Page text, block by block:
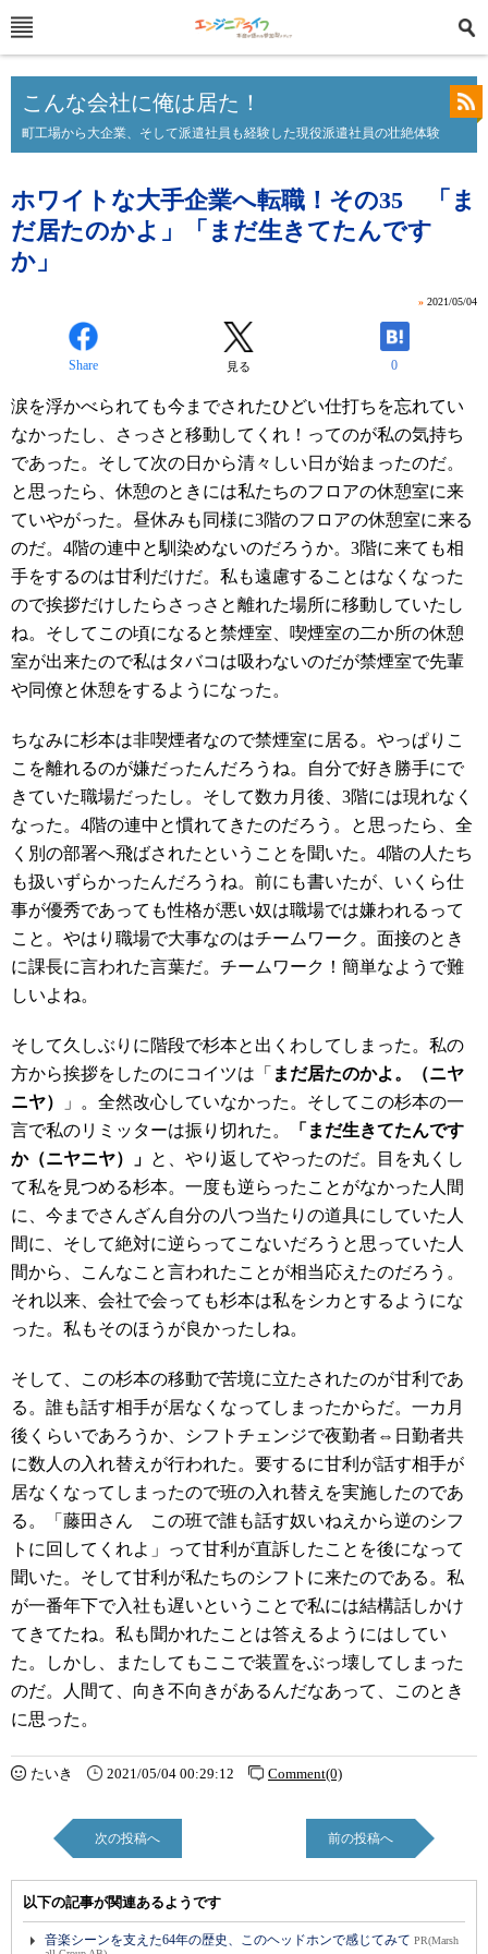
こんな会社に俺は居た！
町工場から大企業、そして派遣社員も経験した現役派遣社員の壮絶体験
ホワイトな大手企業へ転職！その35 「ま
だ居たのかよ」「まだ生きてたんです
か」
» 2021/05/04
Share 見る 0
涙を浮かべられても今までされたひどい仕打ちを忘れてい
なかったし、さっさと移動してくれ！ってのが私の気持ち
であった。そして次の日から清々しい日が始まったのだ。
と思ったら、休憩のときには私たちのフロアの休憩室に来
ていやがった。昼休みも同様に3階のフロアの休憩室に来る
のだ。4階の連中と馴染めないのだろうか。3階に来ても相
手をするのは甘利だけだ。私も遠慮することはなくなった
ので挨拶だけしたらさっさと離れた場所に移動していたし
ね。そしてこの頃になると禁煙室、喫煙室の二か所の休憩
室が出来たので私はタバコは吸わないのだが禁煙室で先輩
や同僚と休憩をするようになった。
ちなみに杉本は非喫煙者なので禁煙室に居る。やっぱりこ
こを離れるのが嫌だったんだろうね。自分で好き勝手にで
きていた職場だったし。そして数カ月後、3階には現れなく
なった。4階の連中と慣れてきたのだろう。と思ったら、全
く別の部署へ飛ばされたということを聞いた。4階の人たち
も扱いずらかったんだろうね。前にも書いたが、いくら仕
事が優秀であっても性格が悪い奴は職場では嫌われるって
こと。やはり職場で大事なのはチームワーク。面接のとき
に課長に言われた言葉だ。チームワーク！簡単なようで難
しいよね。
そして久しぶりに階段で杉本と出くわしてしまった。私の
方から挨拶をしたのにコイツは「 まだ居たのかよ。（ニヤ
ニヤ）
」。全然改心していなかった。そしてこの杉本の一
言で私のリミッターは振り切れた。
「まだ生きてたんです
か（ニヤニヤ）」 と、やり返してやったのだ。目を丸くし
て私を見つめる杉本。一度も逆らったことがなかった人間
に、今までさんざん自分の八つ当たりの道具にしていた人
間に、そして絶対に逆らってこないだろうと思っていた人
間から、こんなこと言われたことが相当応えたのだろう。
それ以来、会社で会っても杉本は私をシカとするようにな
った。私もそのほうが良かったしね。
そして、この杉本の移動で苦境に立たされたのが甘利であ
る。誰も話す相手が居なくなってしまったからだ。一カ月
後くらいであろうか、シフトチェンジで夜勤者⇔日勤者共
に数人の入れ替えが行われた。要するに甘利が話す相手が
居なくなってしまったので班の入れ替えを実施したのであ
る。「藤田さん この班で誰も話す奴いねえから逆のシフ
トに回してくれよ」って甘利が直訴したことを後になって
聞いた。そして甘利が私たちのシフトに来たのである。私
が一番年下で入社も遅いということで私には結構話しかけ
てきてたね。私も聞かれたことは答えるようにはしてい
た。しかし、またしてもここで装置をぶっ壊してしまった
のだ。人間て、向き不向きがあるんだなあって、このとき
に思った。
たいき 2021/05/04 00:29:12 Comment(0)
次の投稿へ 前の投稿へ
以下の記事が関連あるようです
音楽シーンを支えた64年の歴史、このヘッドホンで感じてみて PR(Marsh